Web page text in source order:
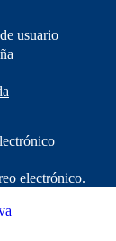
usuario
electrónico.